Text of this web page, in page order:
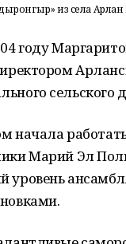
из села Арлан
году
сельского
начала
Марий Эл
уровень